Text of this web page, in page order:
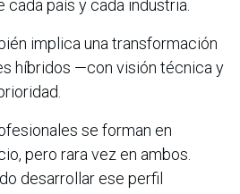
país y cada industria.
implica una transformación
híbridos —con visión técnica y
se forman en
pero rara vez en ambos.
desarrollar ese perfil